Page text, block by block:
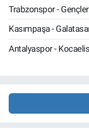
Trabzonspor -
Kasımpaşa -
Antalyaspor -